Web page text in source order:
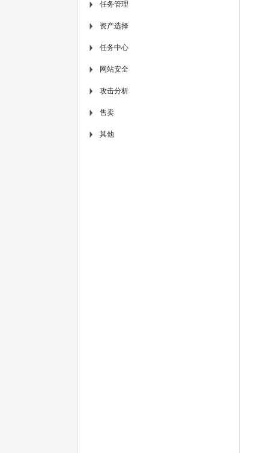
▶ 任务管理
▶ 资产选择
▶ 任务中心
▶ 网站安全
▶ 攻击分析
▶ 售卖
▶ 其他